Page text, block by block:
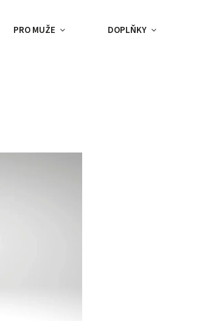
PRO MUŽE DOPLŇKY